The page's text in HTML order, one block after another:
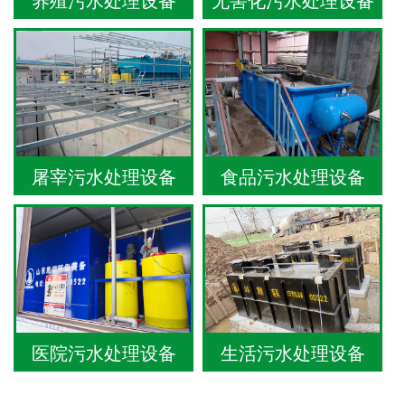
屠宰污水处理设备 食品污水处理设备
医院污水处理设备 生活污水处理设备